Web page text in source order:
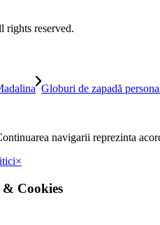
reserved.
Globuri de zapadă
navigarii reprezinta
×
& Cookies